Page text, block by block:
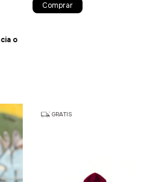
o
Comprar
GRATIS